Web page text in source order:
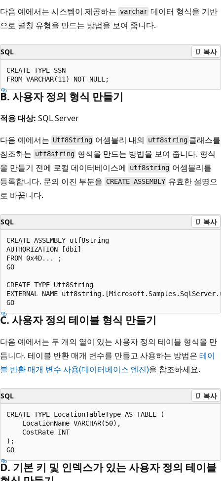
다음 예에서는 시스템이 제공하는 varchar 데이터 형식을 기반
으로 별칭 유형을 만드는 방법을 보여 줍니다.
SQL 복사
CREATE TYPE SSN
B. 사용자 정의 형식 만들기
적용 대상: SQL Server
다음 예에서는 Utf8String 어셈블리 내의 utf8string 클래스를
참조하는 utf8string 형식을 만드는 방법을 보여 줍니다. 형식
을 만들기 전에 로컬 데이터베이스에
utf8string 어셈블리를
등록합니다. 문의 이진 부분을 CREATE ASSEMBLY 유효한 설명으
로 바꿉니다.
SQL 복사
CREATE ASSEMBLY utf8string
AUTHORIZATION [dbi]
FROM 0x4D... ;
GO
CREATE TYPE Utf8String
EXTERNAL NAME
C. 사용자 정의 테이블 형식 만들기
다음 예에서는 두 개의 열이 있는 사용자 정의 테이블 형식을 만
듭니다. 테이블 반환 매개 변수를 만들고 사용하는 방법은 테이
블 반환 매개 변수 사용(데이터베이스 엔진)을 참조하세요.
SQL 복사
CREATE TYPE LocationTableType AS TABLE (
    LocationName VARCHAR(50),
    CostRate INT
);
D. 기본 키 및 인덱스가 있는 사용자 정의 테이블